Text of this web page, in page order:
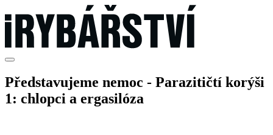
Představujeme nemoc - Parazitičtí korýši
1: chlopci a ergasilóza